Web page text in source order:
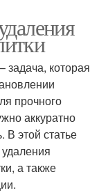
задача, которая
прочного
аккуратно
В этой статье
а также